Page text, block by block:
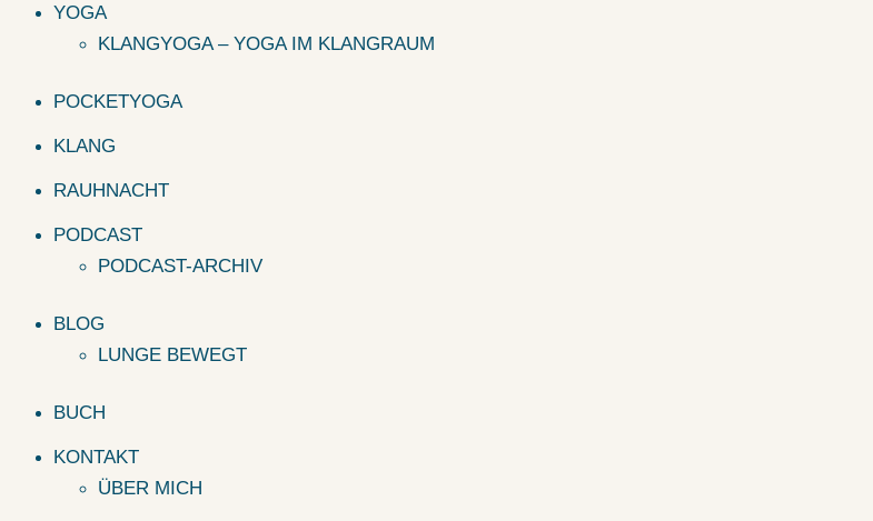
YOGA
KLANGYOGA – YOGA IM KLANGRAUM
POCKETYOGA
KLANG
RAUHNACHT
PODCAST
PODCAST-ARCHIV
BLOG
LUNGE BEWEGT
BUCH
KONTAKT
ÜBER MICH